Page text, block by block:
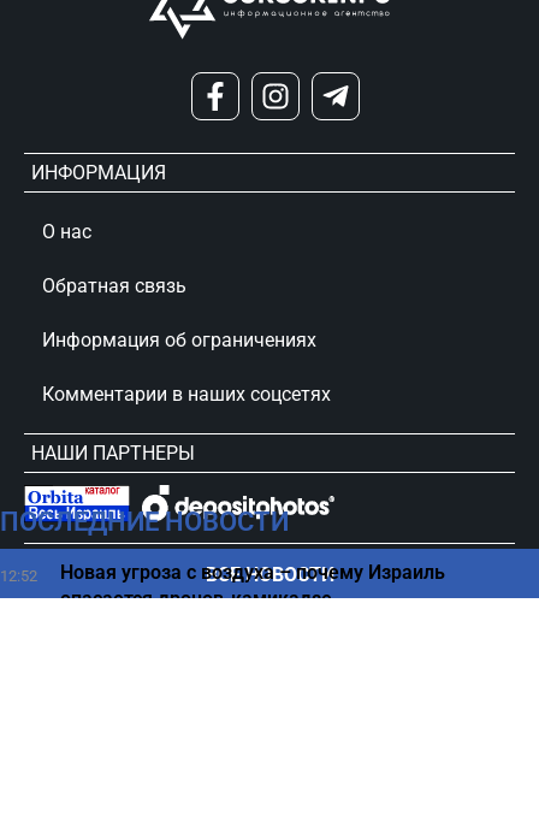
ПОСЛЕДНИЕ НОВОСТИ
12:52
Новая угроза с воздуха – почему Израиль
опасается дронов-камикадзе
ВСЕ НОВОСТИ
ИНФОРМАЦИЯ
О нас
Обратная связь
Информация об ограничениях
Комментарии в наших соцсетях
НАШИ ПАРТНЕРЫ
сursorinfo.co.il © Все права защищены